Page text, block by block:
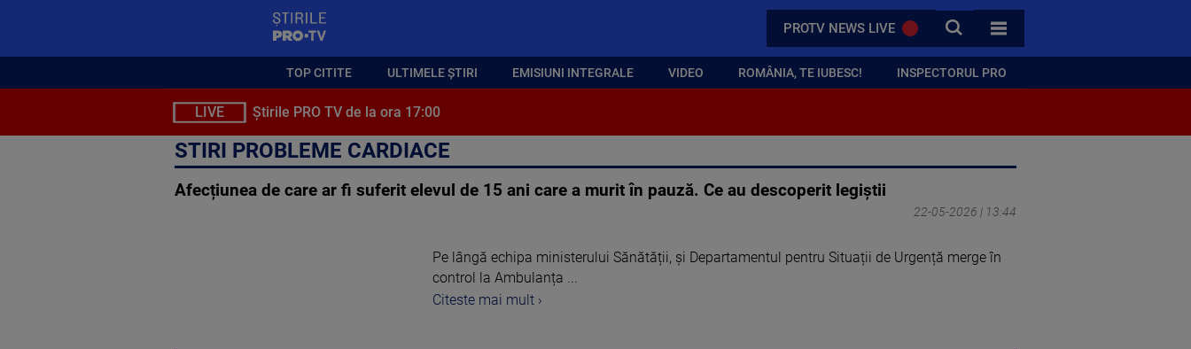
PROTV NEWS LIVE CAUTA
TOATE CATEGORIILE
TOP CITITE ULTIMELE ȘTIRI EMISIUNI INTEGRALE VIDEO ROMÂNIA, TE IUBESC! INSPECTORUL PRO
LIVE Știrile PRO TV de la ora 17:00
STIRI PROBLEME CARDIACE
Afecțiunea de care ar fi suferit elevul de 15 ani care a murit în pauză. Ce au descoperit legiștii
22-05-2026 | 13:44
Pe lângă echipa ministerului Sănătății, și Departamentul pentru Situații de Urgență merge în
control la Ambulanța ...
Citeste mai mult ›